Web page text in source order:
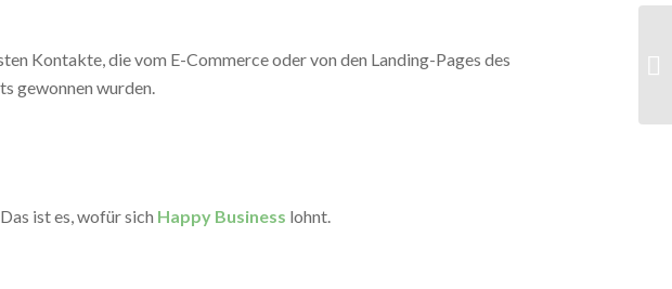
Kontakte, die vom E-Commerce oder von den Landing-Pages des
gewonnen wurden.
ist es, wofür sich Happy Business lohnt.